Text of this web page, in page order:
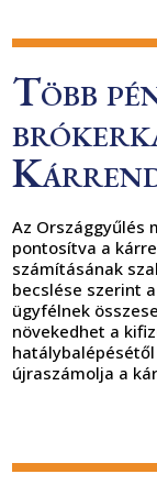
Több
Az Országgyűlés
pontosítva a
számításának
becslése szerint
ügyfélnek
növekedhet a
újraszámolja a